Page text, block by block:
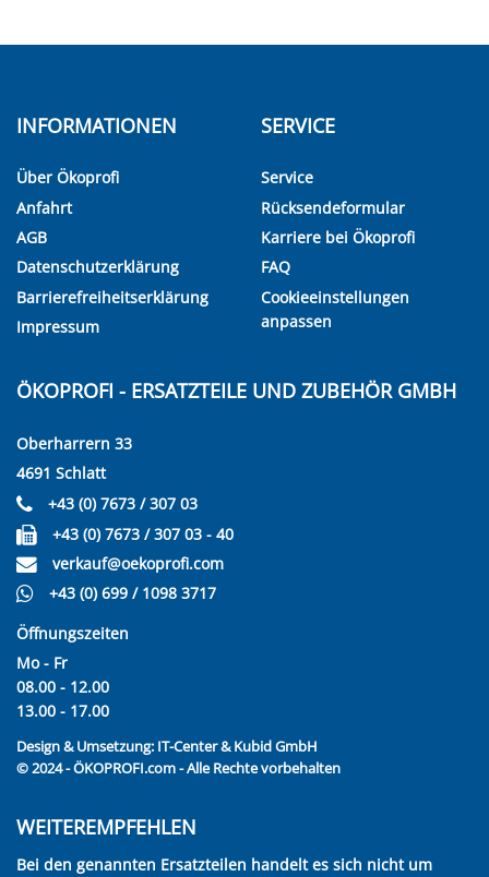
INFORMATIONEN
Über Ökoprofi
Anfahrt
AGB
Datenschutzerklärung
Barrierefreiheitserklärung
Impressum
SERVICE
Service
Rücksendeformular
Karriere bei Ökoprofi
FAQ
Cookieeinstellungen
anpassen
ÖKOPROFI - ERSATZTEILE UND ZUBEHÖR GMBH
Oberharrern 33
4691 Schlatt
+43 (0) 7673 / 307 03
+43 (0) 7673 / 307 03 - 40
verkauf@oekoprofi.com
+43 (0) 699 / 1098 3717
Öffnungszeiten
Mo - Fr
08.00 - 12.00
13.00 - 17.00
Design & Umsetzung: IT-Center & Kubid GmbH
© 2024 - ÖKOPROFI.com - Alle Rechte vorbehalten
WEITEREMPFEHLEN
Bei den genannten Ersatzteilen handelt es sich nicht um